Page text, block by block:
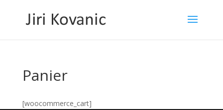
Panier
[woocommerce_cart]